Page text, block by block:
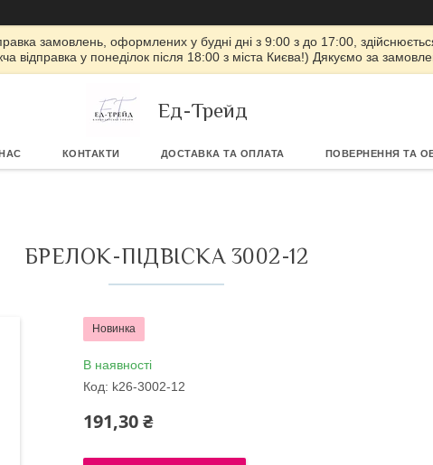
замовлень, оформлених у будні дні з 9:00 з до 17:00,
відправка у понеділок після 18:00 з міста Києва!) Дякуємо за
Ед-Трейд
КОНТАКТИ ДОСТАВКА ТА ОПЛАТА ПОВЕРНЕННЯ ТА
БРЕЛОК-ПІДВІСКА 3002-12
Новинка
В наявності
Код: k26-3002-12
191,30 ₴